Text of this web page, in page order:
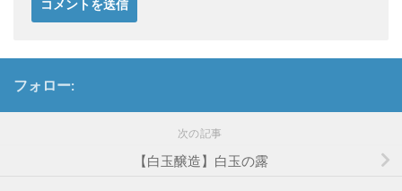
フォロー:
次の記事
【白玉醸造】白玉の露